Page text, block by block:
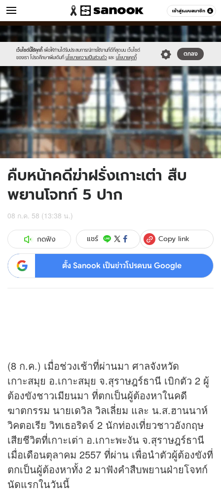
เข้าสู่ระบบสมาชิก
ข่าว หมวดอื่นๆ
เว็บไซต์นี้ใช้คุกกี้ เพื่อให้ท่านได้รับประสบการณ์การใช้งานที่ดีที่สุดบน เว็บไซต์
ของเรา โปรดศึกษาเพิ่มเติมที่ นโยบายความเป็นส่วนตัว และ นโยบายคุกกี้
ตกลง
Sanook
//s.isanook.com/sr/0/images/logo-
new-
sanook.png
600
60
//s.isanook.com/ns/0/ud/365/1826111/fsedfcds.jpg
คืบหน้าคดีฆ่าฝรั่งเกาะเต่า สืบ
พยานโจทก์ 5 ปาก
08 ก.ค. 58 (13:38 น.)
กดฟัง แชร์ Copy link
ตั้ง Sanook เป็นข่าวโปรดบน Google
(8 ก.ค.) เมื่อช่วงเช้าที่ผ่านมา ศาลจังหวัด
เกาะสมุย อ.เกาะสมุย จ.สุราษฎร์ธานี เบิกตัว 2 ผู้
ต้องขังชาวเมียนมา ที่ตกเป็นผู้ต้องหาในคดี
ฆาตกรรม นายเดวิล วิลเลี่ยม และ น.ส.ฮานนาห์
วิคตอเรีย วิทเธอริดจ์ 2 นักท่องเที่ยวชาวอังกฤษ
เสียชีวิตที่เกาะเต่า อ.เกาะพะงัน จ.สุราษฎร์ธานี
เมื่อเดือนตุลาคม 2557 ที่ผ่าน เพื่อนำตัวผู้ต้องขังที่
ตกเป็นผู้ต้องหาทั้ง 2 มาฟังคำสืบพยานฝ่ายโจทก์
นัดแรกในวันนี้